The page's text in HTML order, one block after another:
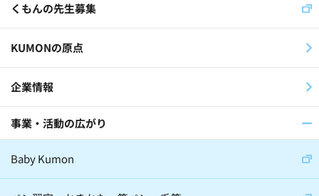
くもんの先生募集
KUMONの原点
企業情報
事業・活動の広がり
Baby Kumon